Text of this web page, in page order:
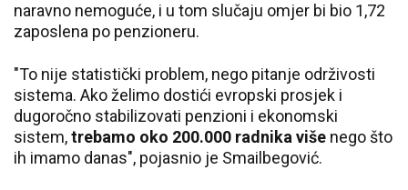
naravno nemoguće, i u tom slučaju omjer bi bio 1,72
zaposlena po penzioneru.
"To nije statistički problem, nego pitanje održivosti
sistema. Ako želimo dostići evropski prosjek i
dugoročno stabilizovati penzioni i ekonomski
sistem,trebamo oko 200.000 radnika više nego što
ih imamo danas", pojasnio je Smailbegović.